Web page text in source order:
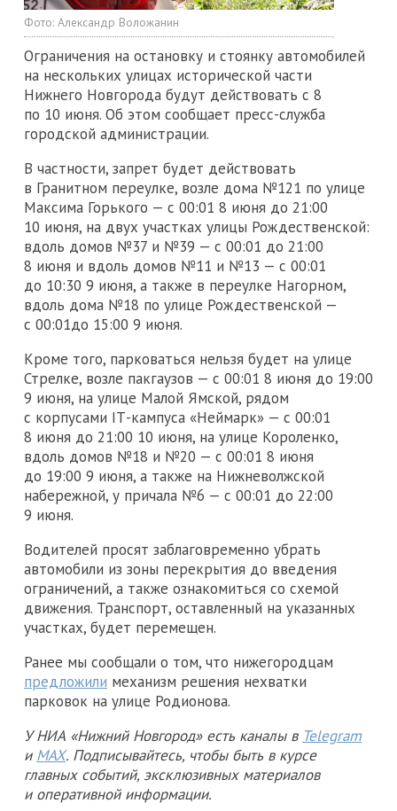
Фото: Александр Воложанин
Ограничения на остановку и стоянку автомобилей
на нескольких улицах исторической части
Нижнего Новгорода будут действовать с 8
по 10 июня. Об этом сообщает пресс-служба
городской администрации.
В частности, запрет будет действовать
в Гранитном переулке, возле дома №121 по улице
Максима Горького — с 00:01 8 июня до 21:00
10 июня, на двух участках улицы Рождественской:
вдоль домов №37 и №39 — с 00:01 до 21:00
8 июня и вдоль домов №11 и №13 — с 00:01
до 10:30 9 июня, а также в переулке Нагорном,
вдоль дома №18 по улице Рождественской —
с 00:01до 15:00 9 июня.
Кроме того, парковаться нельзя будет на улице
Стрелке, возле пакгаузов — с 00:01 8 июня до 19:00
9 июня, на улице Малой Ямской, рядом
с корпусами IТ-кампуса «Неймарк» — с 00:01
8 июня до 21:00 10 июня, на улице Короленко,
вдоль домов №18 и №20 — с 00:01 8 июня
до 19:00 9 июня, а также на Нижневолжской
набережной, у причала №6 — с 00:01 до 22:00
9 июня.
Водителей просят заблаговременно убрать
автомобили из зоны перекрытия до введения
ограничений, а также ознакомиться со схемой
движения. Транспорт, оставленный на указанных
участках, будет перемещен.
Ранее мы сообщали о том, что нижегородцам
предложили механизм решения нехватки
парковок на улице Родионова.
У НИА «Нижний Новгород» есть каналы в Telegram
и MAX. Подписывайтесь, чтобы быть в курсе
главных событий, эксклюзивных материалов
и оперативной информации.